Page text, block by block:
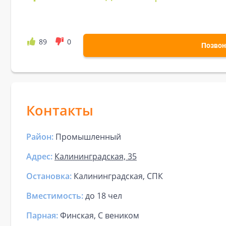
89 0
Контакты
Район: Промышленный
Адрес: Калининградская, 35
Остановка: Калининградская, СПК
Вместимость:до 18 чел
Парная:Финская, С веником